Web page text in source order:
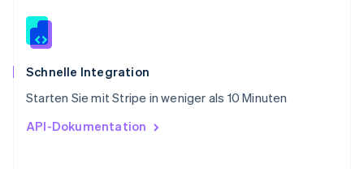
Schnelle Integration
Starten Sie mit Stripe in weniger als 10 Minuten
API-Dokumentation
Spanien
Thailand
ไทยEnglish
English
English